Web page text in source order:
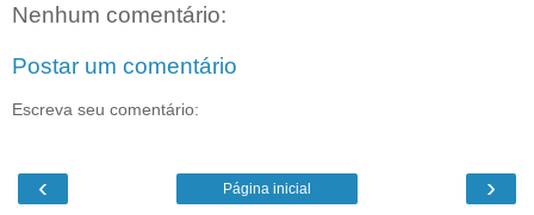
Nenhum comentário:
Postar um comentário
Escreva seu comentário:
‹ ›
Página inicial